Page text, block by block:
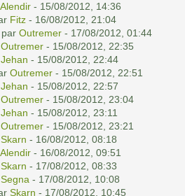
Alendir- 15/08/2012, 14:36
Fitz- 16/08/2012, 21:04
Outremer- 17/08/2012, 01:44
Outremer- 15/08/2012, 22:35
Jehan - 15/08/2012, 22:44
Outremer- 15/08/2012, 22:51
Jehan - 15/08/2012, 22:57
Outremer- 15/08/2012, 23:04
Jehan - 15/08/2012, 23:11
Outremer- 15/08/2012, 23:21
Skarn - 16/08/2012, 08:18
Alendir- 16/08/2012, 09:51
Skarn - 17/08/2012, 08:33
Segna - 17/08/2012, 10:08
Skarn - 17/08/2012, 10:45